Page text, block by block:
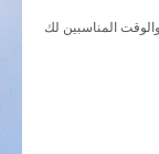
المناسبين لك